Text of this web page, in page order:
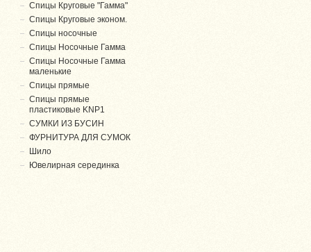
Спицы Круговые "Гамма"
Спицы Круговые эконом.
Спицы носочные
Спицы Носочные Гамма
Спицы Носочные Гамма
маленькие
Спицы прямые
Спицы прямые
пластиковые KNP1
СУМКИ ИЗ БУСИН
ФУРНИТУРА ДЛЯ СУМОК
Шило
Ювелирная серединка